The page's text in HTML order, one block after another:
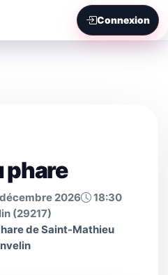
Connexion
phare
2026
18:30
(29217)
de Saint-Mathieu